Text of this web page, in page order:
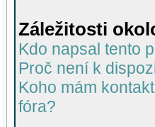
Záležitosti
Kdo napsal tento
Proč není k
Koho mám
fóra?